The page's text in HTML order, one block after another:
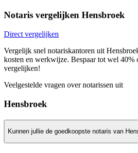
Notaris vergelijken Hensbroek
Direct vergelijken
Vergelijk snel notariskantoren uit
kosten en werkwijze. Bespaar tot wel 40%
vergelijken!
Veelgestelde vragen over notarissen uit
Hensbroek
Kunnen jullie de goedkoopste notaris van